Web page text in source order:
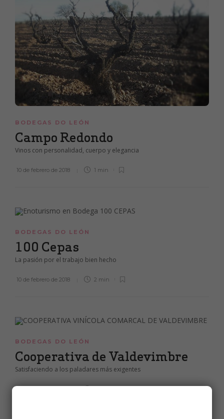
BODEGAS DO LEÓN
Campo Redondo
Vinos con personalidad, cuerpo y elegancia
10 de febrero de 2018 1 min
BODEGAS DO LEÓN
100 Cepas
La pasión por el trabajo bien hecho
10 de febrero de 2018 2 min
BODEGAS DO LEÓN
Cooperativa de Valdevimbre
Satisfaciendo a los paladares más exigentes